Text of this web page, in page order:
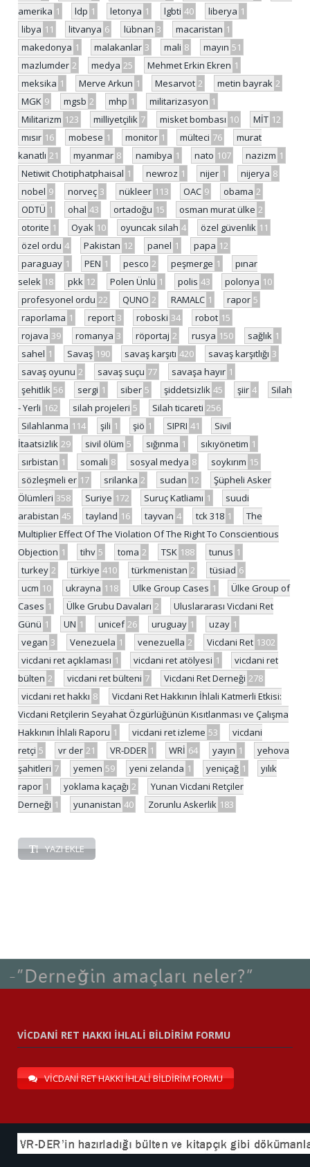
amerika 1 ldp 1 letonya 1 lgbti 40 liberya 1
libya 11 litvanya 6 lübnan 3 macaristan 1
makedonya 1 malakanlar 3 mali 8 mayın 51
mazlumder 2 medya 25 Mehmet Erkin Ekren 1
meksika 1 Merve Arkun 1 Mesarvot 2 metin bayrak 2
MGK 9 mgsb 2 mhp 1 militarizasyon 1
Militarizm 123 milliyetçilik 7 misket bombası 10 MİT 12
mısır 16 mobese 1 monitor 1 mülteci 76
murat
kanatlı 21 myanmar 8 namibya 1 nato 107 nazizm 1
Netiwit Chotiphatphaisal 1 newroz 1 nijer 1 nijerya 8
nobel 9 norveç 3 nükleer 113 OAC 9 obama 2
ODTÜ 1 ohal 43 ortadoğu 15 osman murat ülke 2
otorite 1 Oyak 10 oyuncak silah 4 özel güvenlik 11
özel ordu 4 Pakistan 12 panel 1 papa 12
paraguay 1 PEN 1 pesco 2 peşmerge 1
pınar
selek 18 pkk 12 Polen Ünlü 1 polis 43 polonya 10
profesyonel ordu 22 QUNO 2 RAMALC 1 rapor 5
raporlama 1 report 3 roboski 34 robot 15
rojava 39 romanya 3 röportaj 2 rusya 150 sağlık 1
sahel 1 Savaş 190 savaş karşıtı 420 savaş karşıtlığı 3
savaş oyunu 2 savaş suçu 77 savaşa hayır 1
şehitlik 56 sergi 1 siber 5 şiddetsizlik 45 şiir 4
Silah
- Yerli 162 silah projeleri 5 Silah ticareti 256
Silahlanma 114 şili 1 şiö 1 SIPRI 41
Sivil
İtaatsizlik 29 sivil ölüm 5 sığınma 1 sıkıyönetim 1
sırbistan 1 somali 8 sosyal medya 8 soykırım 15
sözleşmeli er 17 srilanka 2 sudan 12
Şüpheli Asker
Ölümleri 358 Suriye 172 Suruç Katliamı 1
suudi
arabistan 45 tayland 16 tayvan 4 tck 318 1
The
Multiplier Effect Of The Violation Of The Right To Conscientious
Objection 1 tihv 5 toma 2 TSK 188 tunus 1
turkey 2 türkiye 410 türkmenistan 2 tüsiad 6
ucm 10 ukrayna 118 Ulke Group Cases 1
Ülke Group of
Cases 1 Ülke Grubu Davaları 2
Uluslararası Vicdani Ret
Günü 1 UN 1 unicef 26 uruguay 1 uzay 1
vegan 3 Venezuela 1 venezuella 2 Vicdani Ret 1302
vicdani ret açıklaması 1 vicdani ret atölyesi 1
vicdani ret
bülten 2 vicdani ret bülteni 7 Vicdani Ret Derneği 278
vicdani ret hakkı 8
Vicdani Ret Hakkının İhlali Katmerli Etkisi:
Vicdani Retçilerin Seyahat Özgürlüğünün Kısıtlanması ve Çalışma
Hakkının İhlali Raporu 1 vicdani ret izleme 53
vicdani
retçi 5 vr der 21 VR-DDER 1 WRİ 64 yayın 1
yehova
şahitleri 7 yemen 59 yeni zelanda 1 yeniçağ 1
yılık
rapor 1 yoklama kaçağı 2
Yunan Vicdani Retçiler
Derneği 1 yunanistan 40 Zorunlu Askerlik 183
YAZI EKLE
VİCDANİ RET HAKKI İHLALİ BİLDİRİM FORMU
VİCDANİ RET HAKKI İHLALİ BİLDİRİM FORMU